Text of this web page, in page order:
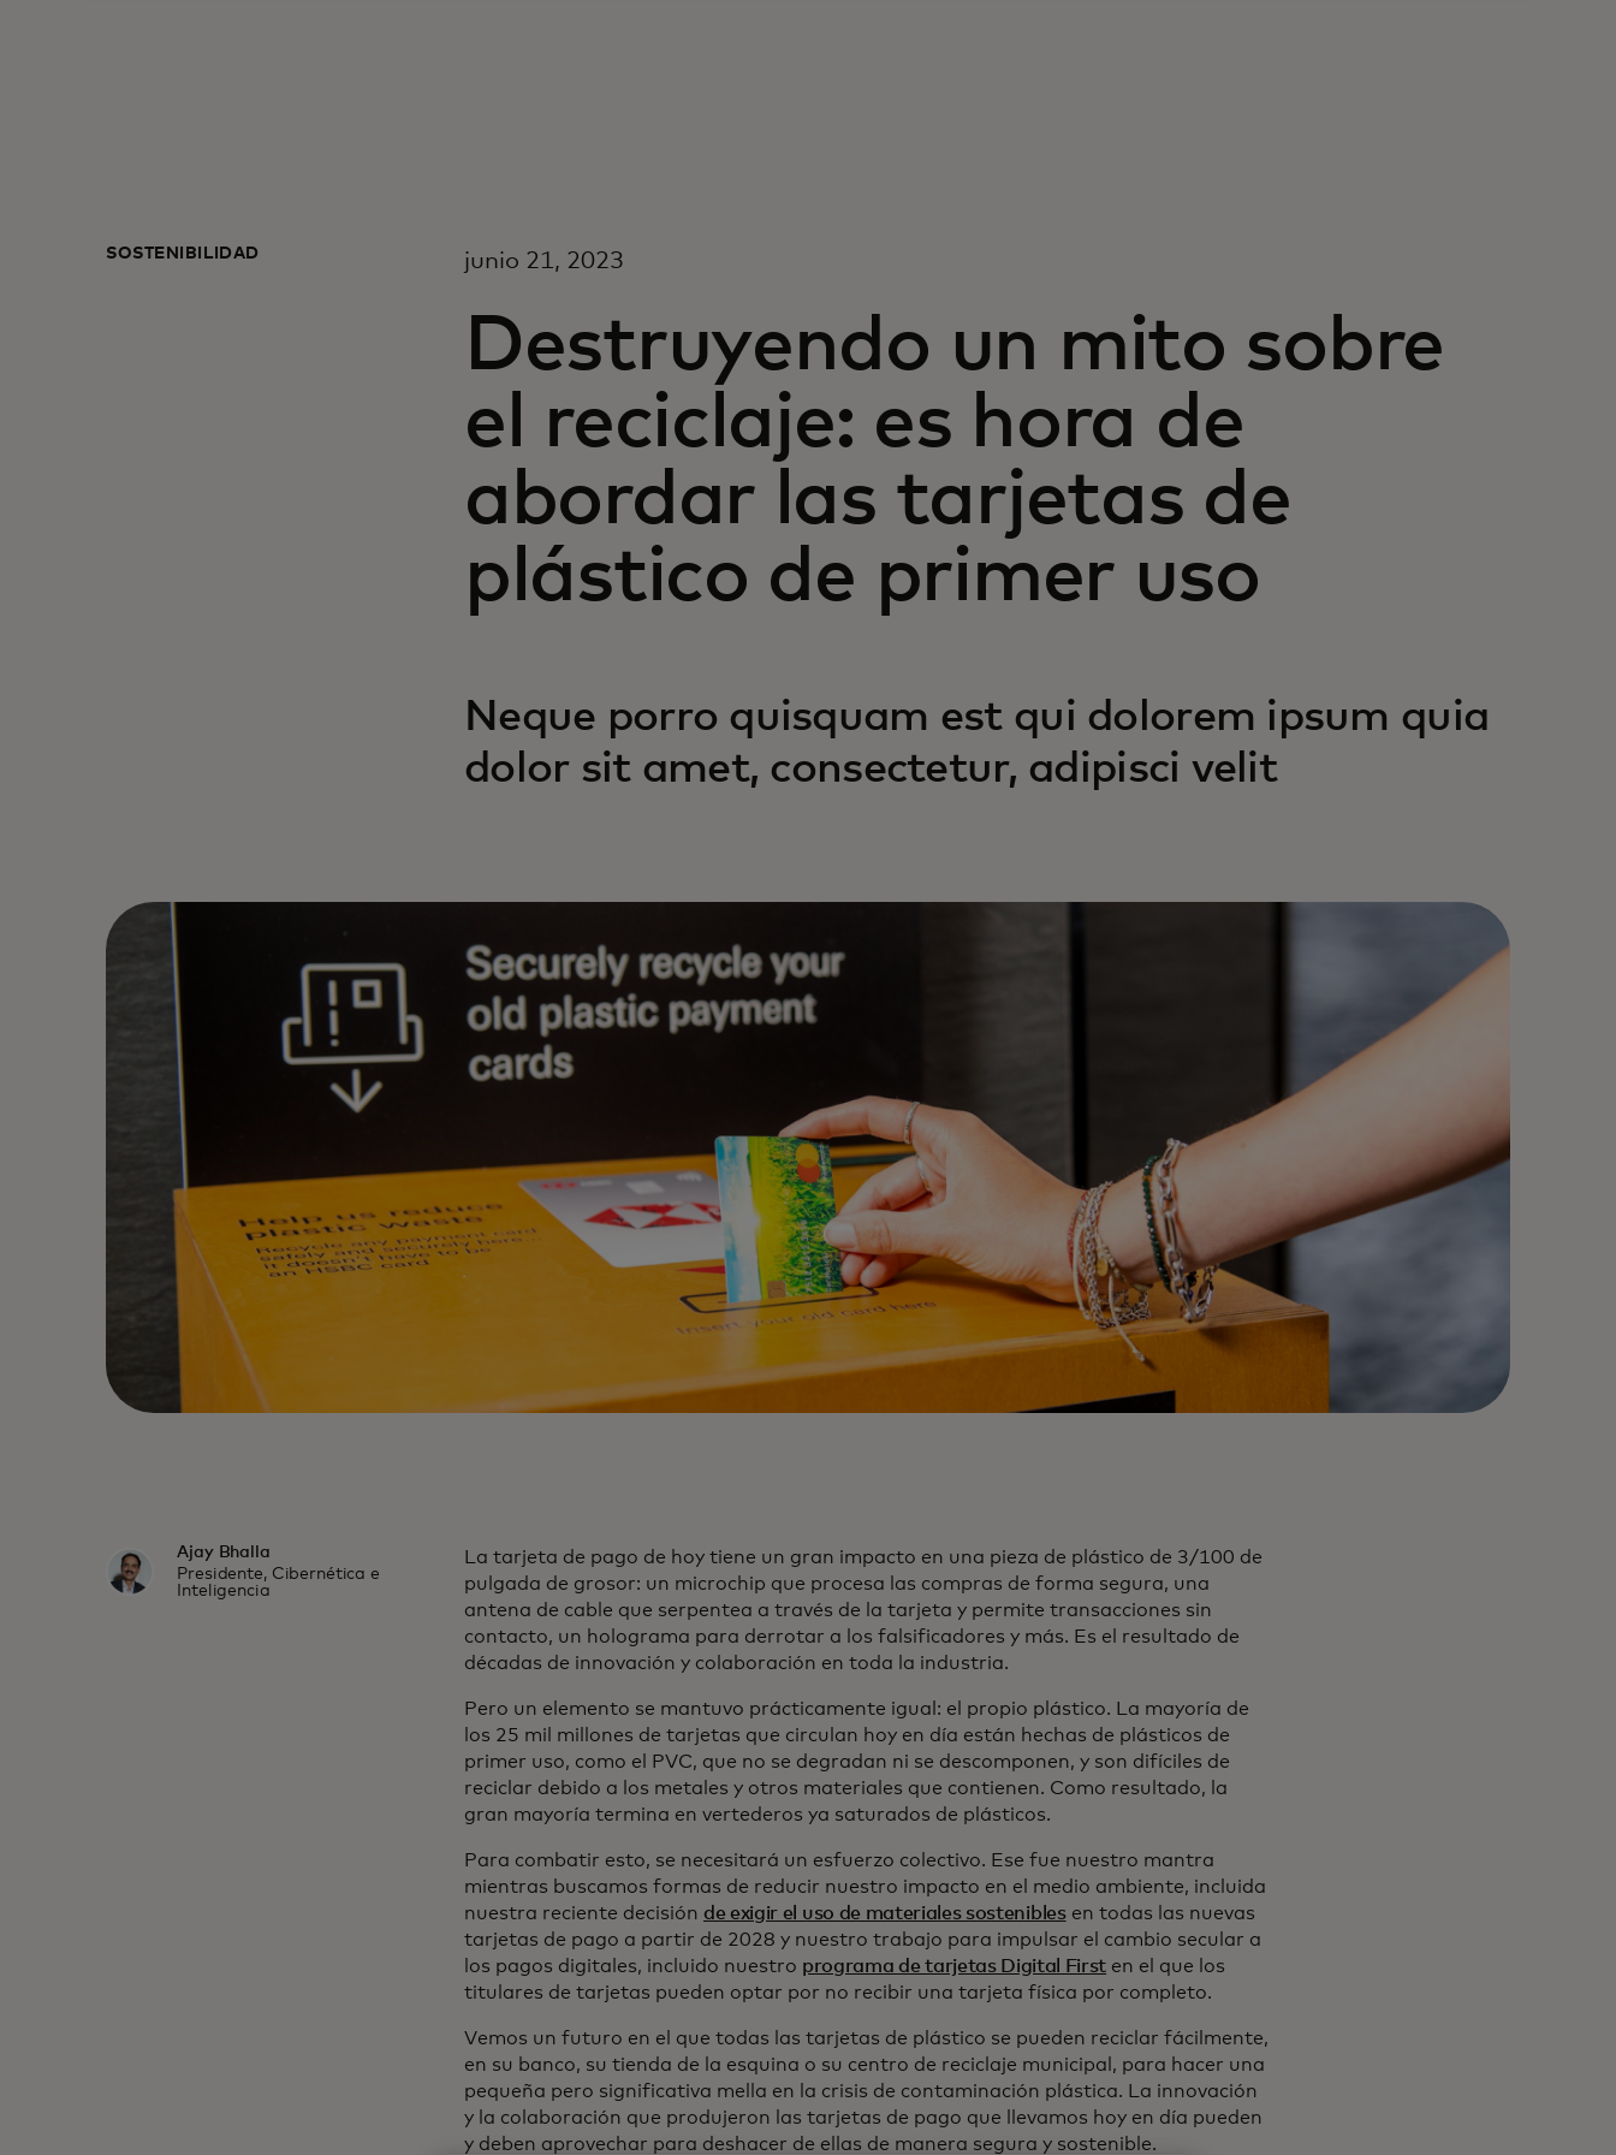
SOSTENIBILIDAD junio 21, 2023
Destruyendo un mito sobre
el reciclaje: es hora de
abordar las tarjetas de
plástico de primer uso
Neque porro quisquam est qui dolorem ipsum quia
dolor sit amet, consectetur, adipisci velit
Ajay Bhalla
Presidente, Cibernética e
Inteligencia
La tarjeta de pago de hoy tiene un gran impacto en una pieza de plástico de 3/100 de
pulgada de grosor: un microchip que procesa las compras de forma segura, una
antena de cable que serpentea a través de la tarjeta y permite transacciones sin
contacto, un holograma para derrotar a los falsificadores y más. Es el resultado de
décadas de innovación y colaboración en toda la industria.
Pero un elemento se mantuvo prácticamente igual: el propio plástico. La mayoría de
los 25 mil millones de tarjetas que circulan hoy en día están hechas de plásticos de
primer uso, como el PVC, que no se degradan ni se descomponen, y son difíciles de
reciclar debido a los metales y otros materiales que contienen. Como resultado, la
gran mayoría termina en vertederos ya saturados de plásticos.
Para combatir esto, se necesitará un esfuerzo colectivo. Ese fue nuestro mantra
mientras buscamos formas de reducir nuestro impacto en el medio ambiente, incluida
nuestra reciente decisión de exigir el uso de materiales sosteniblesen todas las nuevas
tarjetas de pago a partir de 2028 y nuestro trabajo para impulsar el cambio secular a
los pagos digitales, incluido nuestro programa de tarjetas Digital First en el que los
titulares de tarjetas pueden optar por no recibir una tarjeta física por completo.
Vemos un futuro en el que todas las tarjetas de plástico se pueden reciclar fácilmente,
en su banco, su tienda de la esquina o su centro de reciclaje municipal, para hacer una
pequeña pero significativa mella en la crisis de contaminación plástica. La innovación
y la colaboración que produjeron las tarjetas de pago que llevamos hoy en día pueden
y deben aprovechar para deshacer de ellas de manera segura y sostenible.